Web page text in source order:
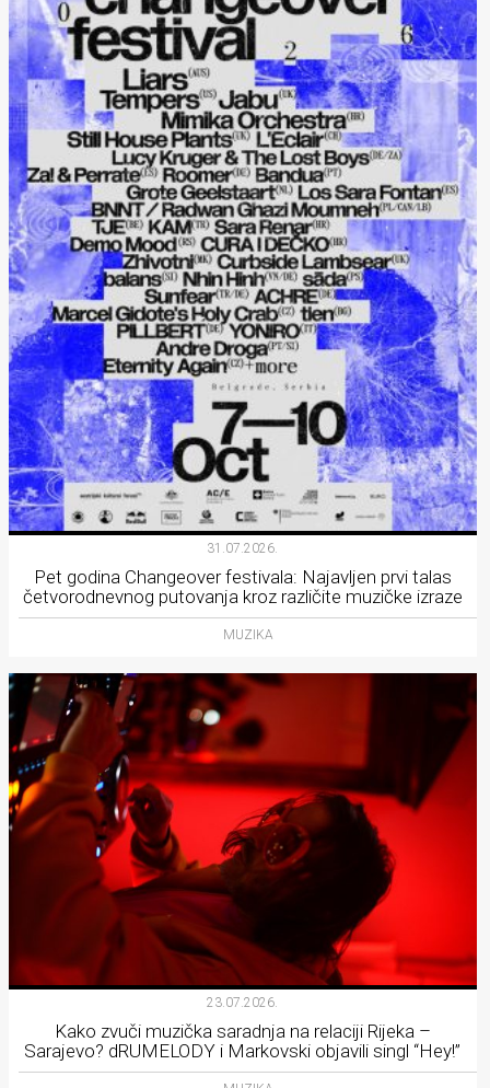
31.07.2026.
Pet godina Changeover festivala: Najavljen prvi talas
četvorodnevnog putovanja kroz različite muzičke izraze
MUZIKA
23.07.2026.
Kako zvuči muzička saradnja na relaciji Rijeka –
Sarajevo? dRUMELODY i Markovski objavili singl “Hey!”